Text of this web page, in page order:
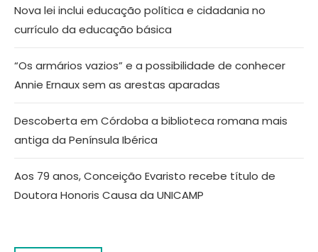
Nova lei inclui educação política e cidadania no
currículo da educação básica
“Os armários vazios” e a possibilidade de conhecer
Annie Ernaux sem as arestas aparadas
Descoberta em Córdoba a biblioteca romana mais
antiga da Península Ibérica
Aos 79 anos, Conceição Evaristo recebe título de
Doutora Honoris Causa da UNICAMP